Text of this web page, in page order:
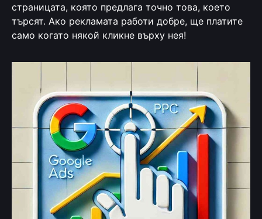
страницата, която предлага точно това, което
търсят. Ако рекламата работи добре, ще платите
само когато някой кликне върху нея!